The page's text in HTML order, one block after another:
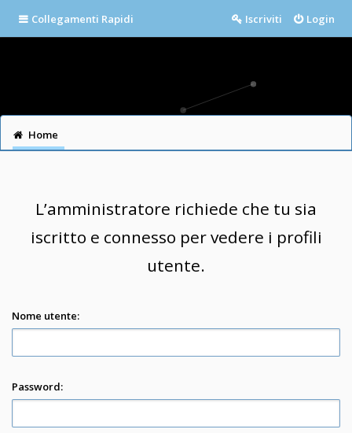
Collegamenti Rapidi Login
Iscriviti
Home
L’amministratore richiede che tu sia
iscritto e connesso per vedere i profili
utente.
Nome utente:
Password: